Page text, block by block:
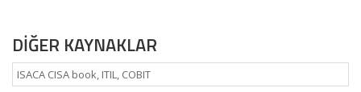
DİĞER KAYNAKLAR
ISACA CISA book, ITIL, COBIT